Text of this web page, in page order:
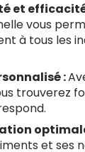
et
vous
à tous les
:
trouverez
et ses